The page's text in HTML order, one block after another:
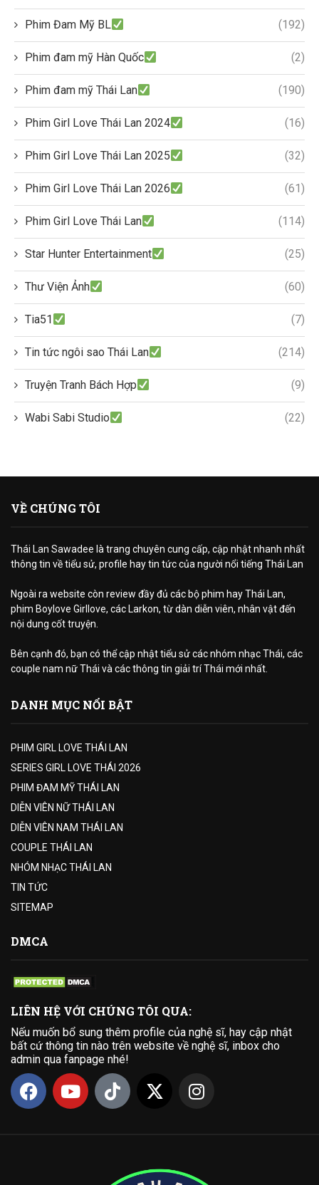
Phim Đam Mỹ BL (192)
Phim đam mỹ Hàn Quốc (2)
Phim đam mỹ Thái Lan (190)
Phim Girl Love Thái Lan 2024 (16)
Phim Girl Love Thái Lan 2025 (32)
Phim Girl Love Thái Lan 2026 (61)
Phim Girl Love Thái Lan (114)
Star Hunter Entertainment (25)
Thư Viện Ảnh (60)
Tia51 (7)
Tin tức ngôi sao Thái Lan (214)
Truyện Tranh Bách Hợp (9)
Wabi Sabi Studio (22)
VỀ CHÚNG TÔI
Thái Lan Sawadee là trang chuyên cung cấp, cập nhật nhanh nhất
thông tin về tiểu sử, profile hay tin tức của người nổi tiếng Thái Lan
Ngoài ra website còn review đầy đủ các bộ phim hay Thái Lan,
phim Boylove Girllove, các Larkon, từ dàn diễn viên, nhân vật đến
nội dung cốt truyện.
Bên cạnh đó, bạn có thể cập nhật tiểu sử các nhóm nhạc Thái, các
couple nam nữ Thái và các thông tin giải trí Thái mới nhất.
DANH MỤC NỔI BẬT
PHIM GIRL LOVE THÁI LAN
SERIES GIRL LOVE THÁI 2026
PHIM ĐAM MỸ THÁI LAN
DIỄN VIÊN NỮ THÁI LAN
DIỄN VIÊN NAM THÁI LAN
COUPLE THÁI LAN
NHÓM NHẠC THÁI LAN
TIN TỨC
SITEMAP
DMCA
LIÊN HỆ VỚI CHÚNG TÔI QUA:
Nếu muốn bổ sung thêm profile của nghệ sĩ, hay cập nhật
bất cứ thông tin nào trên website về nghệ sĩ, inbox cho
admin qua fanpage nhé!